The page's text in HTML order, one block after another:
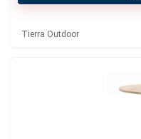
Tierra Outdoor